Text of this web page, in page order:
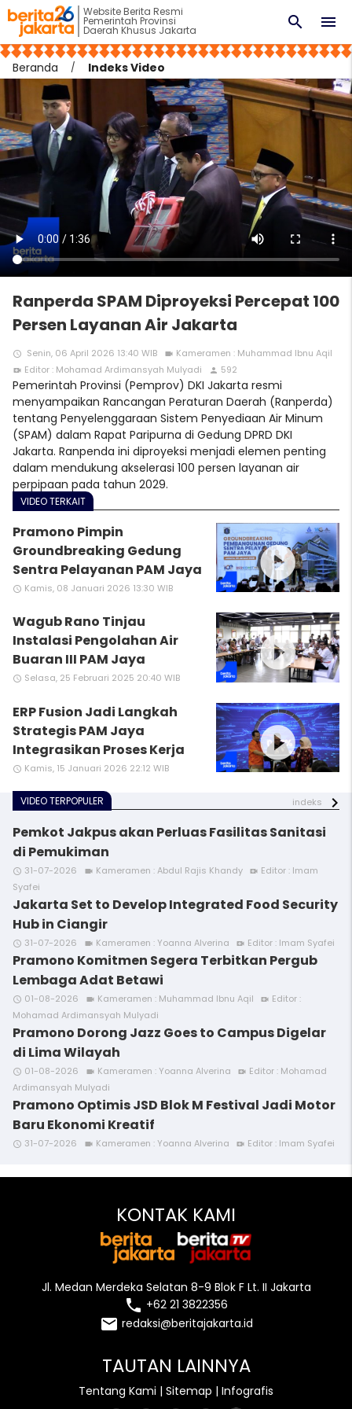
Website Berita Resmi
Pemerintah Provinsi
Daerah Khusus Jakarta menu
search
Beranda Indeks Video
Ranperda SPAM Diproyeksi Percepat 100
Persen Layanan Air Jakarta
access_time Senin, 06 April 2026 13:40 WIB videocam Kameramen : Muhammad Ibnu Aqil
video_call Editor : Mohamad Ardimansyah Mulyadi person 592
Pemerintah Provinsi (Pemprov) DKI Jakarta resmi
menyampaikan Rancangan Peraturan Daerah (Ranperda)
tentang Penyelenggaraan Sistem Penyediaan Air Minum
(SPAM) dalam Rapat Paripurna di Gedung DPRD DKI
Jakarta. Ranpenda ini diproyeksi menjadi elemen penting
dalam mendukung akselerasi 100 persen layanan air
perpipaan pada tahun 2029.
VIDEO TERKAIT
Pramono Pimpin
Groundbreaking Gedung
Sentra Pelayanan PAM Jaya
access_time Kamis, 08 Januari 2026 13:30 WIB
play_circle_filled
Wagub Rano Tinjau
Instalasi Pengolahan Air
Buaran III PAM Jaya
access_time Selasa, 25 Februari 2025 20:40 WIB
play_circle_filled
ERP Fusion Jadi Langkah
Strategis PAM Jaya
Integrasikan Proses Kerja
access_time Kamis, 15 Januari 2026 22:12 WIB
play_circle_filled
VIDEO TERPOPULER indeks
Pemkot Jakpus akan Perluas Fasilitas Sanitasi
di Pemukiman
access_time 31-07-2026 videocam Kameramen : Abdul Rajis Khandy video_call Editor : Imam
Syafei
Jakarta Set to Develop Integrated Food Security
Hub in Ciangir
access_time 31-07-2026 videocam Kameramen : Yoanna Alverina video_call Editor : Imam Syafei
Pramono Komitmen Segera Terbitkan Pergub
Lembaga Adat Betawi
access_time 01-08-2026 videocam Kameramen : Muhammad Ibnu Aqil video_call Editor :
Mohamad Ardimansyah Mulyadi
Pramono Dorong Jazz Goes to Campus Digelar
di Lima Wilayah
access_time 01-08-2026 videocam Kameramen : Yoanna Alverina video_call Editor : Mohamad
Ardimansyah Mulyadi
Pramono Optimis JSD Blok M Festival Jadi Motor
Baru Ekonomi Kreatif
access_time 31-07-2026 videocam Kameramen : Yoanna Alverina video_call Editor : Imam Syafei
KONTAK KAMI
Jl. Medan Merdeka Selatan 8-9 Blok F Lt. II Jakarta
local_phone +62 21 3822356
email redaksi@beritajakarta.id
TAUTAN LAINNYA
Tentang Kami | Sitemap | Infografis